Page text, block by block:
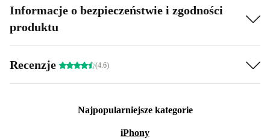
Informacje o bezpieczeństwie i zgodności
produktu
Recenzje (4.6)
Najpopularniejsze kategorie
iPhony